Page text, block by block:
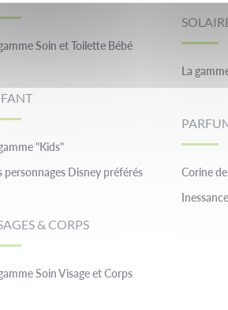
Soin et Toilette Bébé
"Kids"
personnages Disney préférés
& CORPS
Soin Visage et Corps
La
Corine